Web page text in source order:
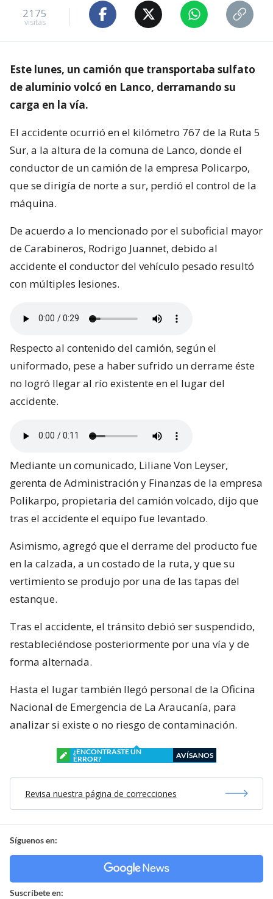
2175
visitas
Este lunes, un camión que transportaba sulfato
de aluminio volcó en Lanco, derramando su
carga en la vía.
El accidente ocurrió en el kilómetro 767 de la Ruta 5
Sur, a la altura de la comuna de Lanco, donde el
conductor de un camión de la empresa Policarpo,
que se dirigía de norte a sur, perdió el control de la
máquina.
De acuerdo a lo mencionado por el suboficial mayor
de Carabineros, Rodrigo Juannet, debido al
accidente el conductor del vehículo pesado resultó
con múltiples lesiones.
Respecto al contenido del camión, según el
uniformado, pese a haber sufrido un derrame éste
no logró llegar al río existente en el lugar del
accidente.
Mediante un comunicado, Liliane Von Leyser,
gerenta de Administración y Finanzas de la empresa
Polikarpo, propietaria del camión volcado, dijo que
tras el accidente el equipo fue levantado.
Asimismo, agregó que el derrame del producto fue
en la calzada, a un costado de la ruta, y que su
vertimiento se produjo por una de las tapas del
estanque.
Tras el accidente, el tránsito debió ser suspendido,
restableciéndose posteriormente por una vía y de
forma alternada.
Hasta el lugar también llegó personal de la Oficina
Nacional de Emergencia de La Araucanía, para
analizar si existe o no riesgo de contaminación.
¿ENCONTRASTE UN
ERROR?
AVÍSANOS
Revisa nuestra página de correcciones
Síguenos en:
Suscríbete en: